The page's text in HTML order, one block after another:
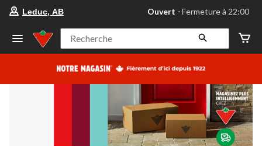
votre
préféré
Leduc,
AB,
courament
Fermeture
à
22:00
cliquer
pour
changer
Leduc, AB Ouvert ⋅ Fermeture à 22:00
Recherche